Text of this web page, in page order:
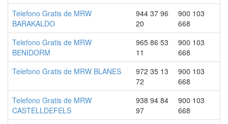
Telefono Gratis de MRW
BARAKALDO
944 37 96
20
900 103
668
Telefono Gratis de MRW
BENIDORM
965 86 53
11
900 103
668
Telefono Gratis de MRW BLANES
972 35 13
72
900 103
668
Telefono Gratis de MRW
CASTELLDEFELS
938 94 84
97
900 103
668